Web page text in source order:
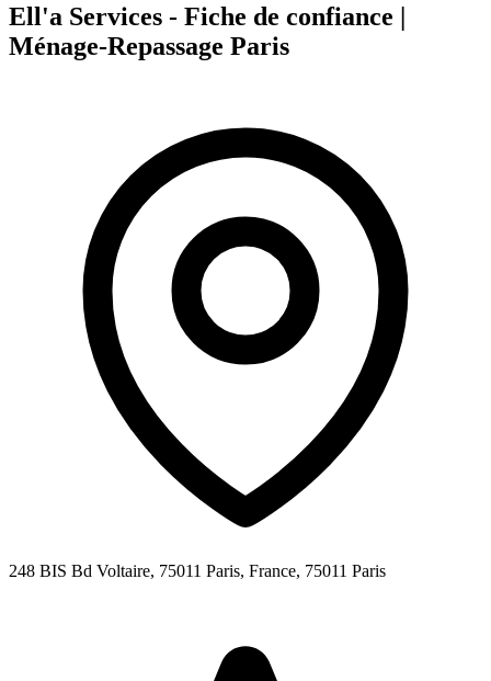
Ell'a Services - Fiche de confiance |
Ménage-Repassage Paris
248 BIS Bd Voltaire, 75011 Paris, France, 75011 Paris